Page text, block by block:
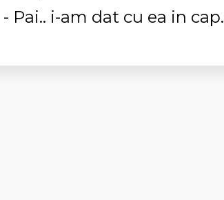
- Pai.. i-am dat cu ea in cap.